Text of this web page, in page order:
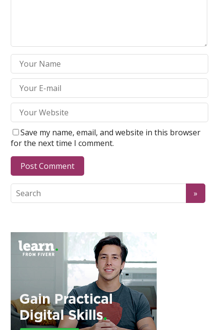
Save my name, email, and website in this browser
for the next time I comment.